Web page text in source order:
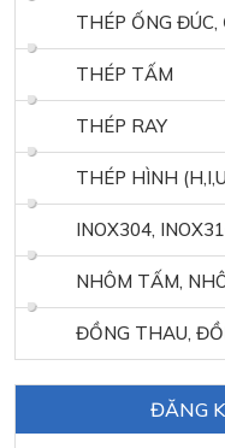
THÉP ỐNG ĐÚC,
THÉP TẤM
THÉP RAY
THÉP HÌNH
INOX304,
NHÔM TẤM,
ĐỒNG THAU,
ĐĂNG